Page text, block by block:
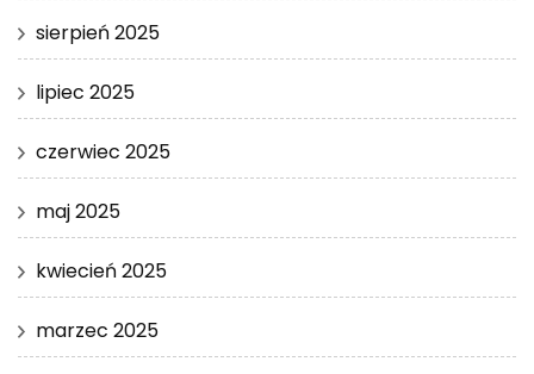
sierpień 2025
lipiec 2025
czerwiec 2025
maj 2025
kwiecień 2025
marzec 2025